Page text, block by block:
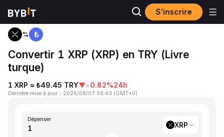
S’inscrire
Accueil
Convertir 1 XRP (XRP) en TRY (Livre
turque)
1 XRP ≈ ₺49.45 TRY▼-0.82%24h
Dernière mise à jour ： 2026/08/07 09:43 (GMT+0)
Dépenser
XRP